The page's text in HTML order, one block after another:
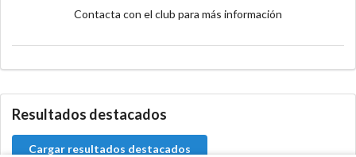
Contacta con el club para más información
Resultados destacados
Cargar resultados destacados